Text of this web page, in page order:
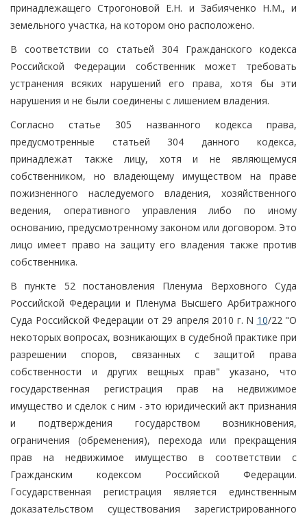
принадлежащего Строгоновой Е.Н. и Забияченко Н.М., и
земельного участка, на котором оно расположено.
В соответствии со статьей 304 Гражданского кодекса
Российской Федерации собственник может требовать
устранения всяких нарушений его права, хотя бы эти
нарушения и не были соединены с лишением владения.
Согласно статье 305 названного кодекса права,
предусмотренные статьей 304 данного кодекса,
принадлежат также лицу, хотя и не являющемуся
собственником, но владеющему имуществом на праве
пожизненного наследуемого владения, хозяйственного
ведения, оперативного управления либо по иному
основанию, предусмотренному законом или договором. Это
лицо имеет право на защиту его владения также против
собственника.
В пункте 52 постановления Пленума Верховного Суда
Российской Федерации и Пленума Высшего Арбитражного
Суда Российской Федерации от 29 апреля 2010 г. N 10/22 "О
некоторых вопросах, возникающих в судебной практике при
разрешении споров, связанных с защитой права
собственности и других вещных прав" указано, что
государственная регистрация прав на недвижимое
имущество и сделок с ним - это юридический акт признания
и подтверждения государством возникновения,
ограничения (обременения), перехода или прекращения
прав на недвижимое имущество в соответствии с
Гражданским кодексом Российской Федерации.
Государственная регистрация является единственным
доказательством существования зарегистрированного